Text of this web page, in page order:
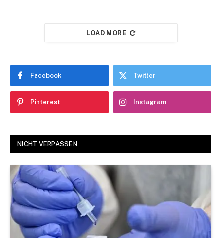
LOAD MORE
Facebook Twitter
Pinterest Instagram
NICHT VERPASSEN